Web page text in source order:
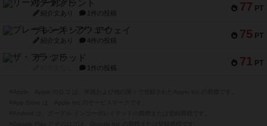
77 PT
リー対グラント
紹介文あり 1件の投稿
75 PT
ブレーキング・アウェイ
紹介文あり 4件の投稿
71 PT
ザ・フラッド
1件の投稿